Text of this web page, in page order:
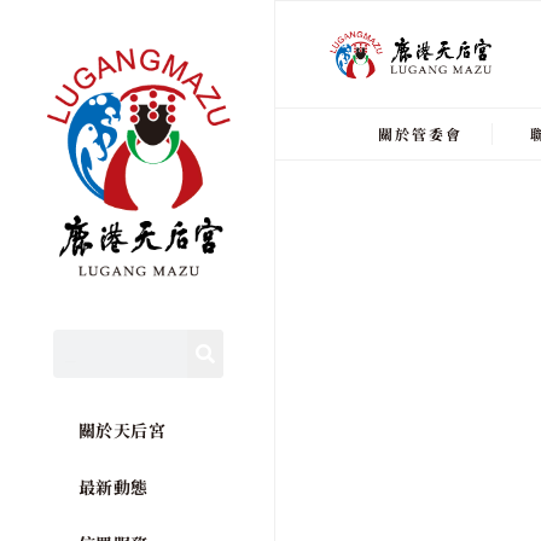
關於天后宮
最新動態
關於管委會